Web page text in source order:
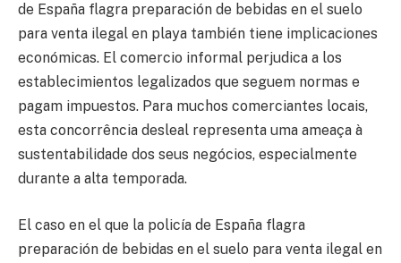
de España flagra preparación de bebidas en el suelo
para venta ilegal en playa también tiene implicaciones
económicas. El comercio informal perjudica a los
establecimientos legalizados que seguem normas e
pagam impuestos. Para muchos comerciantes locais,
esta concorrência desleal representa uma ameaça à
sustentabilidade dos seus negócios, especialmente
durante a alta temporada.
El caso en el que la policía de España flagra
preparación de bebidas en el suelo para venta ilegal en